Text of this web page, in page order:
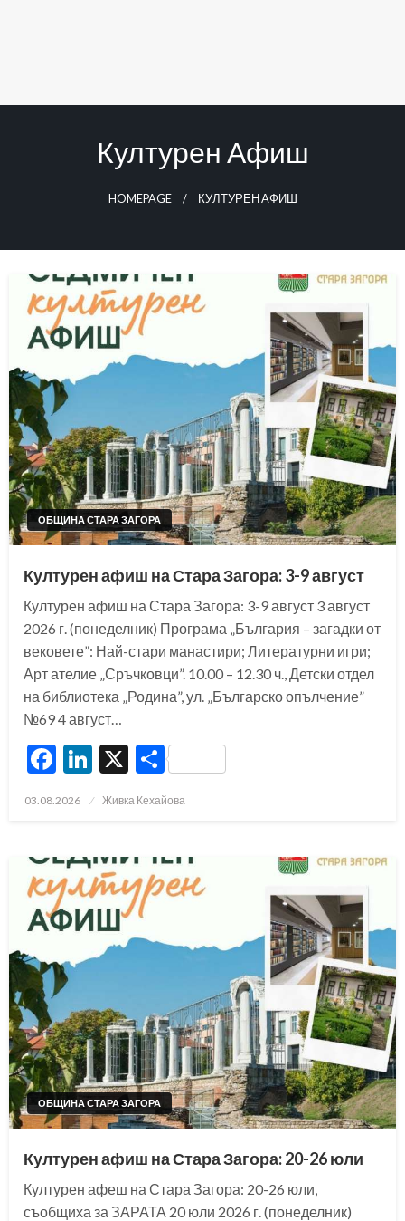
Културен Афиш
HOMEPAGE КУЛТУРЕН АФИШ
ОБЩИНА СТАРА ЗАГОРА
Културен афиш на Стара Загора: 3-9 август
Културен афиш на Стара Загора: 3-9 август 3 август
2026 г. (понеделник) Програма „България – загадки от
вековете”: Най-стари манастири; Литературни игри;
Арт ателие „Сръчковци”. 10.00 – 12.30 ч., Детски отдел
на библиотека „Родина”, ул. „Българско опълчение”
№69 4 август…
Facebook
LinkedIn
X Share
Posted
03.08.2026 Живка Кехайова
ОБЩИНА СТАРА ЗАГОРА
Културен афиш на Стара Загора: 20-26 юли
Културен афеш на Стара Загора: 20-26 юли,
съобщиха за ЗАРАТА 20 юли 2026 г. (понеделник)